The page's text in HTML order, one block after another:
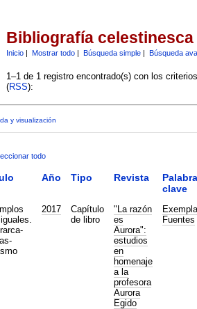
Bibliografía celestinesca
Inicio| Mostrar todo| Búsqueda simple| Búsqueda
1–1 de 1 registro encontrado(s) con los
(RSS):
y visualización
todo
Año Tipo Revista
clave
2017
Capítulo
de libro
"La razón
es
Aurora":
estudios
en
homenaje
a la
profesora
Aurora
Egido
Exempla
Fuentes